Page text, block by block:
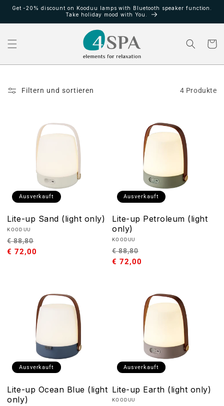
zum
Get -20% discount on Kooduu lamps with Bluetooth speaker function.
Take holiday mood with You.
Filtern und sortieren 4 Produkte
Ausverkauft
Lite-up Sand (light only)
Anbieter:
KOODUU
Normaler
Preis
€ 88,80
€ 72,00
Ausverkauft
Lite-up Petroleum (light
only)
Anbieter:
KOODUU
Normaler
Preis
€ 88,80
€ 72,00
Ausverkauft
Lite-up Ocean Blue (light
only)
Ausverkauft
Lite-up Earth (light only)
Anbieter:
KOODUU